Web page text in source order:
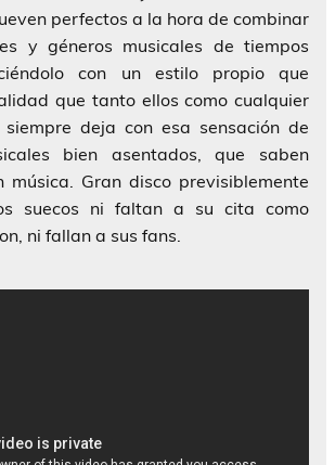
perfectos a la hora de combinar
y géneros musicales de tiempos
con un estilo propio que
que tanto ellos como cualquier
deja con esa sensación de
bien asentados, que saben
música. Gran disco previsiblemente
suecos ni faltan a su cita como
ni fallan a sus fans.